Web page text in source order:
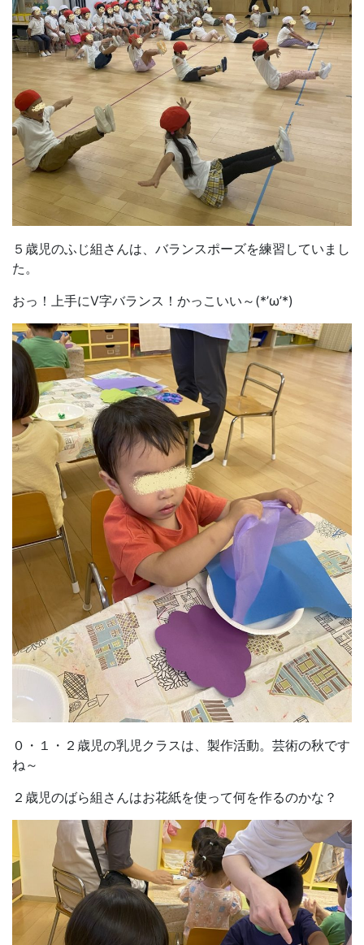
５歳児のふじ組さんは、バランスポーズを練習していまし
た。
おっ！上手にV字バランス！かっこいい～(*’ω’*)
０・１・２歳児の乳児クラスは、製作活動。芸術の秋です
ね～
２歳児のばら組さんはお花紙を使って何を作るのかな？